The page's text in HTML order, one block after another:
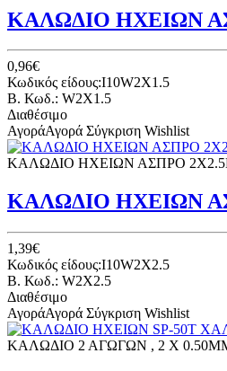
ΚΑΛΩΔΙΟ ΗΧΕΙΩΝ
0,96€
Κωδικός είδους:I10W2X1.5
B. Κωδ.: W2X1.5
Διαθέσιμο
ΑγοράΑγορά Σύγκριση Wishlist
ΚΑΛΩΔΙΟ ΗΧΕΙΩΝ ΑΣΠΡΟ
ΚΑΛΩΔΙΟ ΗΧΕΙΩΝ
1,39€
Κωδικός είδους:I10W2X2.5
B. Κωδ.: W2X2.5
Διαθέσιμο
ΑγοράΑγορά Σύγκριση Wishlist
ΚΑΛΩΔΙΟ 2 ΑΓΩΓΩΝ , 2 X